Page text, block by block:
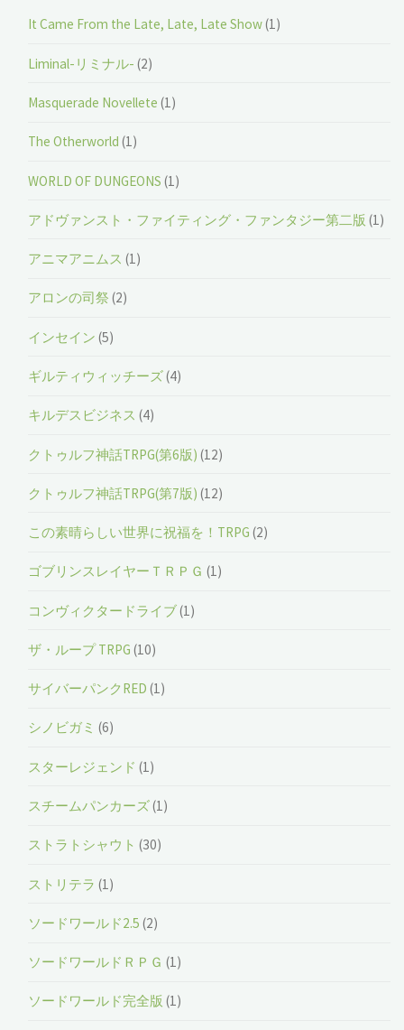
It Came From the Late, Late, Late Show(1)
Liminal-リミナル- (2)
Masquerade Novellete (1)
The Otherworld (1)
WORLD OF DUNGEONS (1)
アドヴァンスト・ファイティング・ファンタジー第二版 (1)
アニマアニムス (1)
アロンの司祭 (2)
インセイン (5)
ギルティウィッチーズ(4)
キルデスビジネス (4)
クトゥルフ神話TRPG(第6版) (12)
クトゥルフ神話TRPG(第7版) (12)
この素晴らしい世界に祝福を！TRPG (2)
ゴブリンスレイヤーＴＲＰＧ (1)
コンヴィクタードライブ(1)
ザ・ループ TRPG (10)
サイバーパンクRED (1)
シノビガミ (6)
スターレジェンド (1)
スチームパンカーズ(1)
ストラトシャウト (30)
ストリテラ (1)
ソードワールド2.5 (2)
ソードワールドＲＰＧ (1)
ソードワールド完全版 (1)